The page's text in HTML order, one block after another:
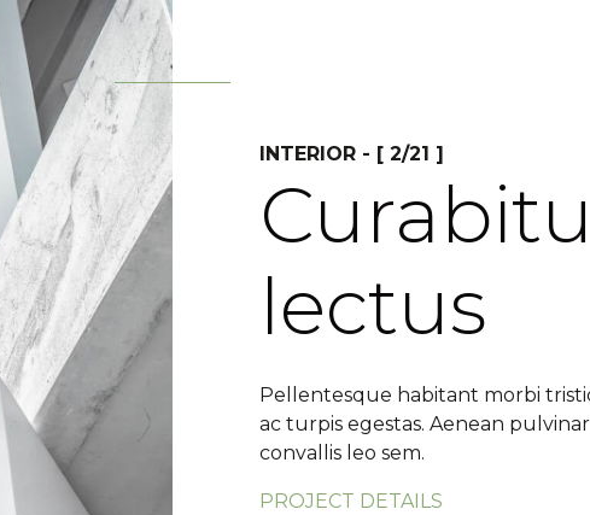
INTERIOR - [ 2/21 ]
lectus
Pellentesque habitant morbi
ac turpis egestas. Aenean
convallis leo sem.
PROJECT DETAILS